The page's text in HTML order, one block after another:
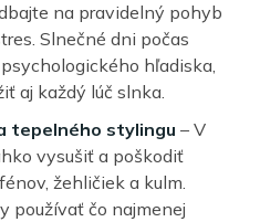
na pravidelný pohyb
Slnečné dni počas
hľadiska,
aj každý lúč slnka.
tepelného stylingu – V
vysušiť a poškodiť
žehličiek a kulm.
používať čo najmenej